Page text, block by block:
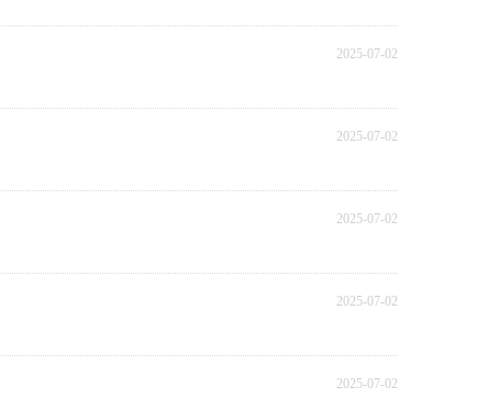
2025-07-02
2025-07-02
2025-07-02
2025-07-02
2025-07-02